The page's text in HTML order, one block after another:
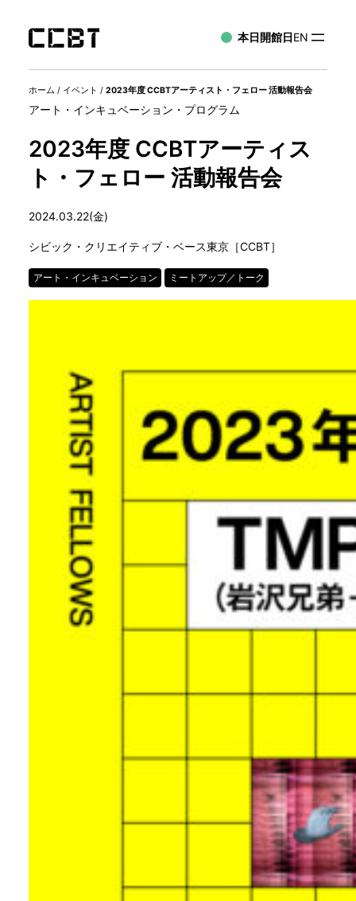
本日開館日EN
ホーム / イベント / 2023年度 CCBTアーティスト・フェロー 活動報告会
アート・インキュベーション・プログラム
2023年度 CCBTアーティス
ト・フェロー 活動報告会
2024.03.22(金)
シビック・クリエイティブ・ベース東京［CCBT］
アート・インキュベーション ミートアップ／トーク